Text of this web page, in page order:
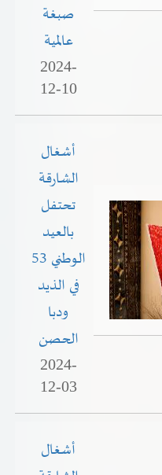
صبغة
عالمية
2024-
12-10
أشغال
الشارقة
تحتفل
بالعيد
الوطني 53
في الذيد
ودبا
الحصن
2024-
12-03
أشغال